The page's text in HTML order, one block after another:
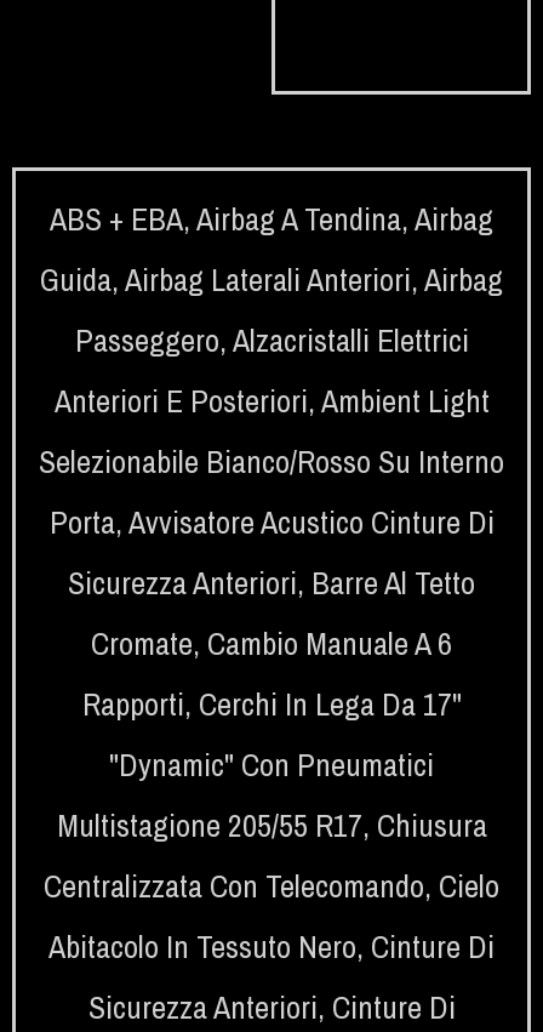
ABS + EBA,Airbag A Tendina,Airbag
Guida,Airbag Laterali Anteriori,Airbag
Passeggero,Alzacristalli Elettrici
Anteriori E Posteriori,Ambient Light
Selezionabile Bianco/rosso Su Interno
Porta,Avvisatore Acustico Cinture Di
Sicurezza Anteriori, Barre Al Tetto
Cromate, Cambio Manuale A 6
Rapporti, Cerchi In Lega Da 17"
"Dynamic" Con Pneumatici
Multistagione 205/55 R17, Chiusura
Centralizzata Con Telecomando, Cielo
Abitacolo In Tessuto Nero, Cinture Di
Sicurezza Anteriori, Cinture Di